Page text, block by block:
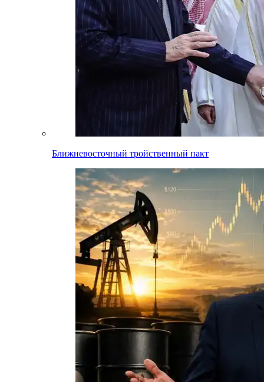
Ближневосточный тройственный пакт